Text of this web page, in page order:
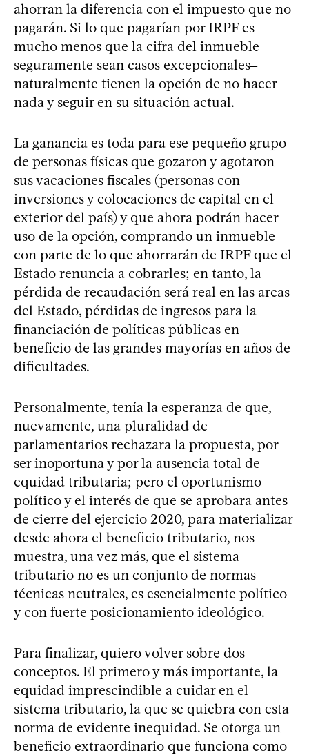
ahorran la diferencia con el impuesto que no
pagarán. Si lo que pagarían por IRPF es
mucho menos que la cifra del inmueble ‒
seguramente sean casos excepcionales‒
naturalmente tienen la opción de no hacer
nada y seguir en su situación actual.
La ganancia es toda para ese pequeño grupo
de personas físicas que gozaron y agotaron
sus vacaciones fiscales (personas con
inversiones y colocaciones de capital en el
exterior del país) y que ahora podrán hacer
uso de la opción, comprando un inmueble
con parte de lo que ahorrarán de IRPF que el
Estado renuncia a cobrarles; en tanto, la
pérdida de recaudación será real en las arcas
del Estado, pérdidas de ingresos para la
financiación de políticas públicas en
beneficio de las grandes mayorías en años de
dificultades.
Personalmente, tenía la esperanza de que,
nuevamente, una pluralidad de
parlamentarios rechazara la propuesta, por
ser inoportuna y por la ausencia total de
equidad tributaria; pero el oportunismo
político y el interés de que se aprobara antes
de cierre del ejercicio 2020, para materializar
desde ahora el beneficio tributario, nos
muestra, una vez más, que el sistema
tributario no es un conjunto de normas
técnicas neutrales, es esencialmente político
y con fuerte posicionamiento ideológico.
Para finalizar, quiero volver sobre dos
conceptos. El primero y más importante, la
equidad imprescindible a cuidar en el
sistema tributario, la que se quiebra con esta
norma de evidente inequidad. Se otorga un
beneficio extraordinario que funciona como